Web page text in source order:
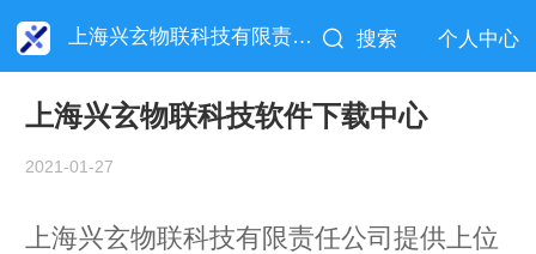
上海兴玄物联科技有限责任公司 搜索 个人中心
上海兴玄物联科技软件下载中心
2021-01-27
上海兴玄物联科技有限责任公司提供上位